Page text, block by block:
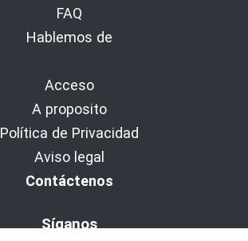
FAQ
Hablemos de
Acceso
A proposito
Política de Privacidad
Aviso legal
Contáctenos
Síganos